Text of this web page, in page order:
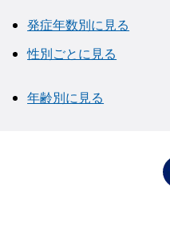
発症年数別に見る
性別ごとに見る
年齢別に見る